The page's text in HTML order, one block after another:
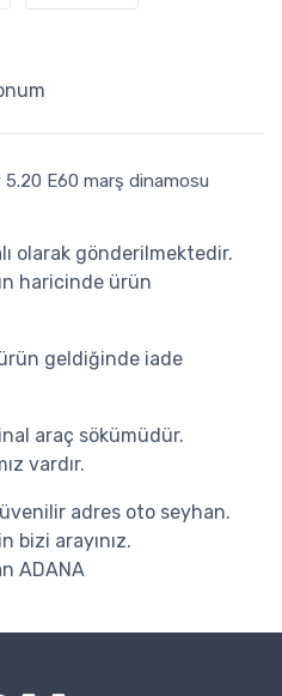
E60 marş dinamosu
olarak gönderilmektedir.
haricinde ürün
geldiğinde iade
araç sökümüdür.
vardır.
adres oto seyhan.
bizi arayınız.
ADANA